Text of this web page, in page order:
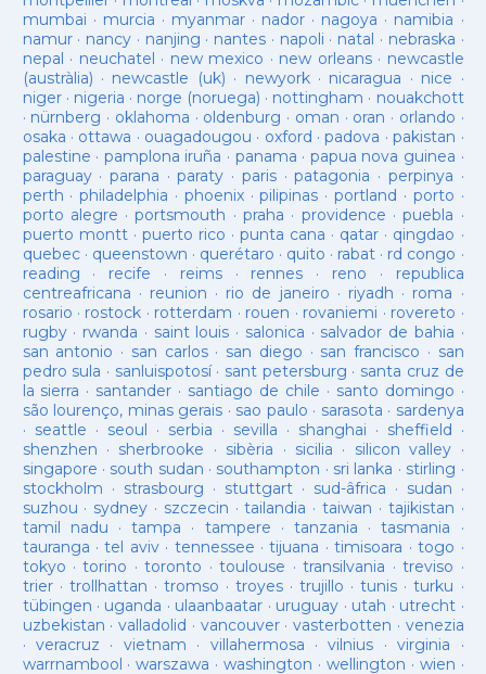
mumbai · murcia · myanmar· nador · nagoya · namibia ·
namur· nancy · nanjing · nantes · napoli · natal · nebraska ·
nepal · neuchatel · new mexico · new orleans· newcastle
(austràlia) · newcastle (uk) · newyork· nicaragua · nice ·
niger· nigeria · norge (noruega) · nottingham · nouakchott
· nürnberg · oklahoma · oldenburg · oman · oran · orlando ·
osaka · ottawa · ouagadougou · oxford ·padova ·pakistan ·
palestine · pamplona iruña · panama · papua nova guinea ·
paraguay· parana ·paraty · paris·patagonia · perpinya ·
perth ·philadelphia · phoenix·pilipinas ·portland · porto ·
porto alegre ·portsmouth ·praha · providence ·puebla ·
puerto montt· puerto rico ·punta cana · qatar · qingdao ·
quebec· queenstown · querétaro · quito · rabat · rd congo ·
reading · recife · reims· rennes · reno · republica
centreafricana · reunion · rio de janeiro · riyadh · roma ·
rosario · rostock · rotterdam · rouen · rovaniemi · rovereto ·
rugby· rwanda · saint louis · salonica · salvador de bahia ·
san antonio · san carlos· san diego · san francisco · san
pedro sula · sanluispotosí· sant petersburg · santa cruz de
la sierra · santander · santiago de chile · santo domingo ·
são lourenço, minas gerais · sao paulo · sarasota · sardenya
· seattle · seoul · serbia · sevilla · shanghai · sheffield ·
shenzhen · sherbrooke · sibèria · sicilia · silicon valley ·
singapore · south sudan · southampton · sri lanka · stirling ·
stockholm · strasbourg · stuttgart· sud-âfrica · sudan ·
suzhou · sydney · szczecin ·tailandia ·taiwan · tajikistan ·
tamil nadu ·tampa · tampere · tanzania ·tasmania ·
tauranga ·tel aviv· tennessee ·tijuana ·timisoara ·togo ·
tokyo ·torino ·toronto ·toulouse ·transilvania ·treviso ·
trier· trollhattan · tromso · troyes·trujillo ·tunis ·turku ·
tübingen · uganda · ulaanbaatar · uruguay · utah · utrecht ·
uzbekistan · valladolid · vancouver· vasterbotten · venezia
· veracruz · vietnam · villahermosa ·vilnius ·virginia ·
warrnambool ·warszawa ·washington · wellington · wien ·